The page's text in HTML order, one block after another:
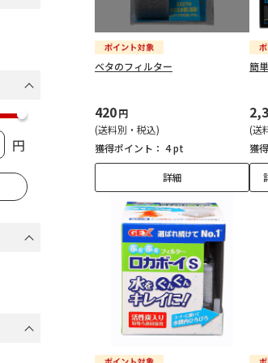
ベタのフィルター
420円
(送料別・税込)
獲得ポイント： 4 pt
詳細
簡
(送
獲
円